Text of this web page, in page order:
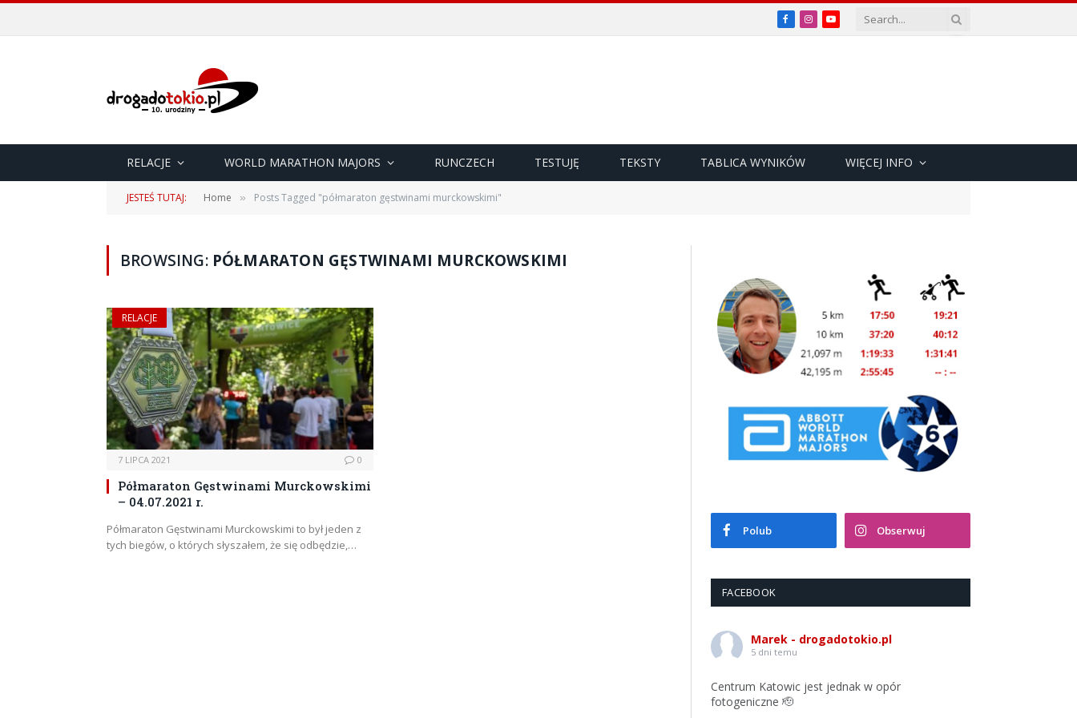
Facebook
InstagramYouTube
RELACJE WORLD MARATHON MAJORS RUNCZECH TESTUJĘ TEKSTY TABLICA WYNIKÓW WIĘCEJ INFO
JESTEŚ TUTAJ: Home » Posts Tagged "półmaraton gęstwinami murckowskimi"
BROWSING: PÓŁMARATON GĘSTWINAMI MURCKOWSKIMI
RELACJE
7 LIPCA 2021 0
Półmaraton Gęstwinami Murckowskimi
– 04.07.2021 r.
Półmaraton Gęstwinami Murckowskimi to był jeden z
tych biegów, o których słyszałem, że się odbędzie,…
Polub Obserwuj
FACEBOOK
Marek - drogadotokio.pl
5 dni temu
Centrum Katowic jest jednak w opór
fotogeniczne 🫡